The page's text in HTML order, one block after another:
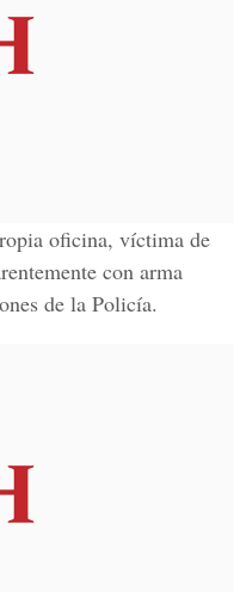
oficina, víctima de
con arma
de la Policía.